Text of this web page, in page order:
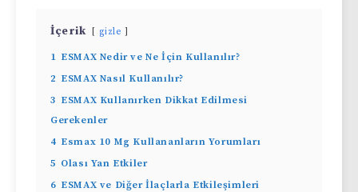
İçerik gizle
1 ESMAX Nedir ve Ne İçin Kullanılır?
2 ESMAX Nasıl Kullanılır?
3 ESMAX Kullanırken Dikkat Edilmesi
Gerekenler
4 Esmax 10 Mg Kullananların Yorumları
5 Olası Yan Etkiler
6 ESMAX ve Diğer İlaçlarla Etkileşimleri